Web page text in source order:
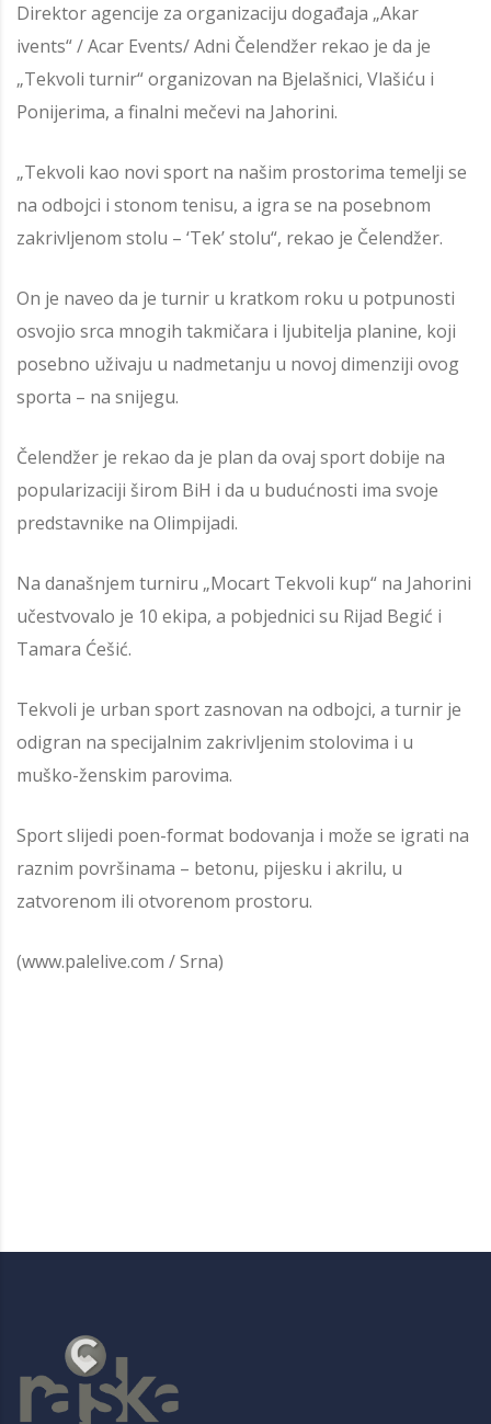
Direktor agencije za organizaciju događaja „Akar
ivents“ / Acar Events/ Adni Čelendžer rekao je da je
„Tekvoli turnir“ organizovan na Bjelašnici, Vlašiću i
Ponijerima, a finalni mečevi na Jahorini.
„Tekvoli kao novi sport na našim prostorima temelji se
na odbojci i stonom tenisu, a igra se na posebnom
zakrivljenom stolu – ‘Tek’ stolu“, rekao je Čelendžer.
On je naveo da je turnir u kratkom roku u potpunosti
osvojio srca mnogih takmičara i ljubitelja planine, koji
posebno uživaju u nadmetanju u novoj dimenziji ovog
sporta – na snijegu.
Čelendžer je rekao da je plan da ovaj sport dobije na
popularizaciji širom BiH i da u budućnosti ima svoje
predstavnike na Olimpijadi.
Na današnjem turniru „Mocart Tekvoli kup“ na Jahorini
učestvovalo je 10 ekipa, a pobjednici su Rijad Begić i
Tamara Ćešić.
Tekvoli je urban sport zasnovan na odbojci, a turnir je
odigran na specijalnim zakrivljenim stolovima i u
muško-ženskim parovima.
Sport slijedi poen-format bodovanja i može se igrati na
raznim površinama – betonu, pijesku i akrilu, u
zatvorenom ili otvorenom prostoru.
(www.palelive.com / Srna)